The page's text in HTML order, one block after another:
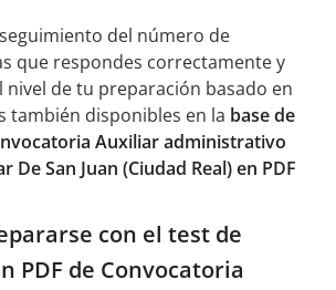
del número de
que respondes correctamente y
nivel de tu preparación basado en
también disponibles en la base de
Auxiliar administrativo
De San Juan (Ciudad Real) en PDF
con el test de
PDF de Convocatoria